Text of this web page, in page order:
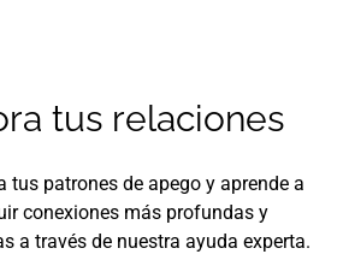
tus relaciones
tus patrones de apego y aprende a
conexiones más profundas y
a través de nuestra ayuda experta.